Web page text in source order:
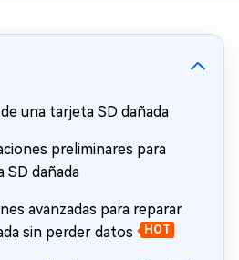
una tarjeta SD dañada
preliminares para
SD dañada
avanzadas para reparar
sin perder datos
HOT